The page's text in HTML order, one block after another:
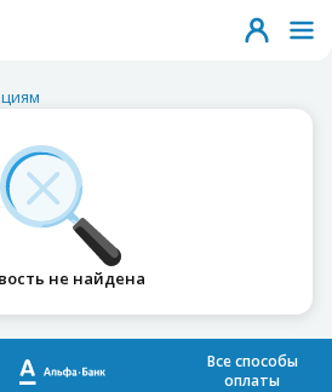
не найдена
Все способы
оплаты